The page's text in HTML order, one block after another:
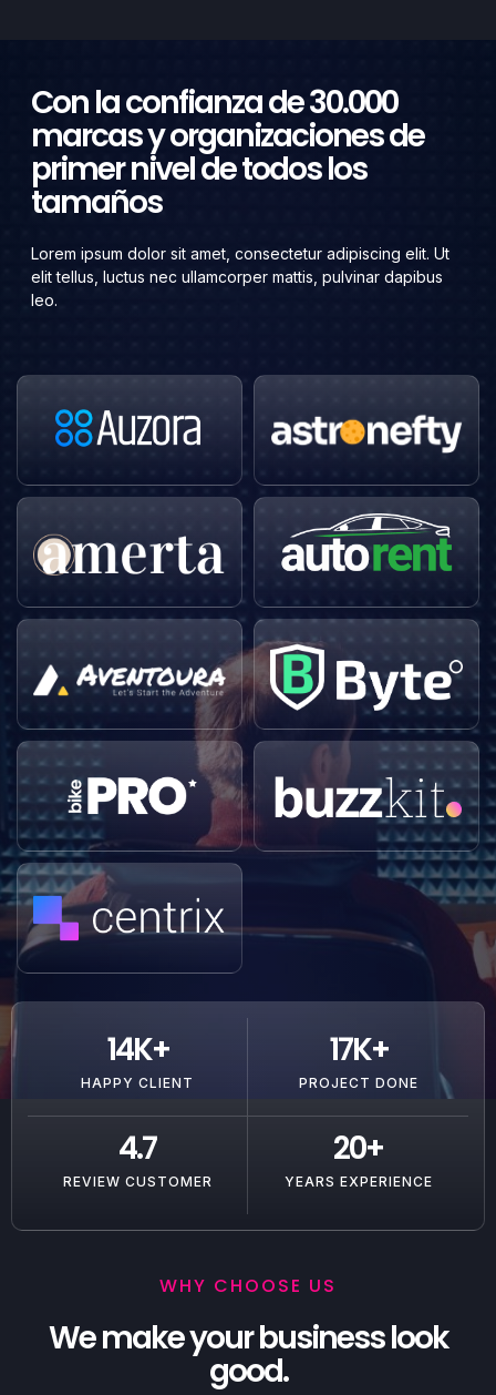
Con la confianza de 30.000
marcas y organizaciones de
primer nivel de todos los
tamaños
Lorem ipsum dolor sit amet, consectetur adipiscing elit. Ut
elit tellus, luctus nec ullamcorper mattis, pulvinar dapibus
leo.
HAPPY CLIENT
14K+
PROJECT DONE
17K+
REVIEW CUSTOMER
4.7
YEARS EXPERIENCE
20+
WHY CHOOSE US
We make your business look
good.